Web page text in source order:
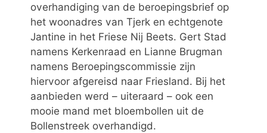
overhandiging van de beroepingsbrief op
het woonadres van Tjerk en echtgenote
Jantine in het Friese Nij Beets. Gert Stad
namens Kerkenraad en Lianne Brugman
namens Beroepingscommissie zijn
hiervoor afgereisd naar Friesland. Bij het
aanbieden werd – uiteraard – ook een
mooie mand met bloembollen uit de
Bollenstreek overhandigd.